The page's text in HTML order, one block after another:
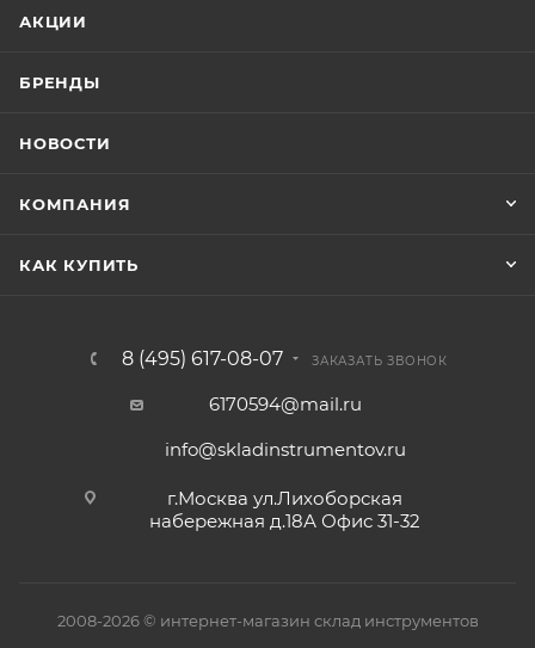
АКЦИИ
БРЕНДЫ
НОВОСТИ
КОМПАНИЯ
КАК КУПИТЬ
8 (495) 617-08-07 ЗАКАЗАТЬ ЗВОНОК
6170594@mail.ru
info@skladinstrumentov.ru
г.Москва ул.Лихоборская
набережная д.18А Офис 31-32
2008-2026 © интернет-магазин склад инструментов